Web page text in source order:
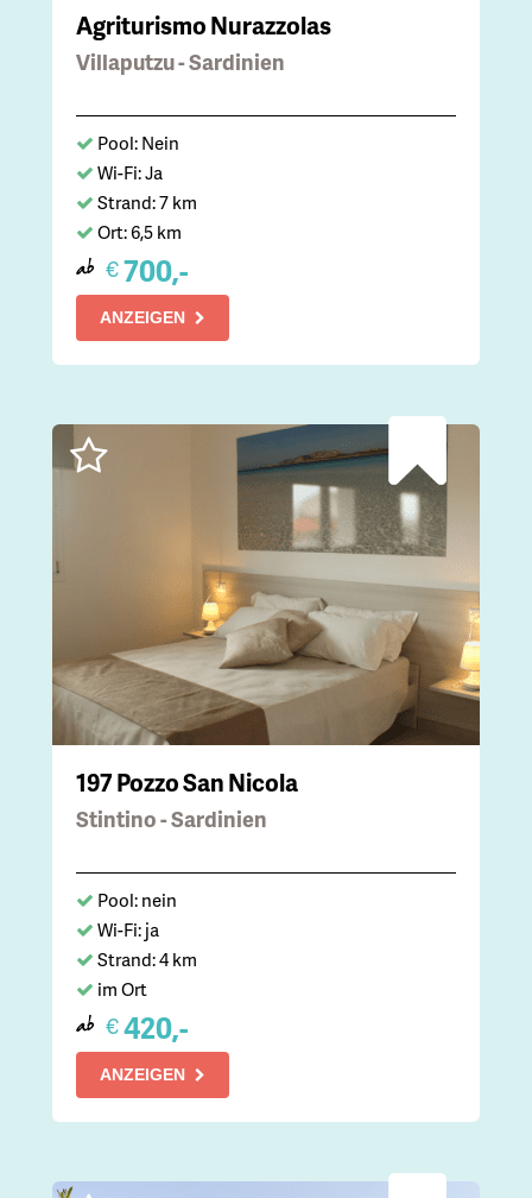
Agriturismo Nurazzolas
Villaputzu - Sardinien
Pool: Nein
Wi-Fi: Ja
Strand: 7 km
Ort: 6,5 km
ab €700,-
ANZEIGEN
197 Pozzo San Nicola
Stintino - Sardinien
Pool: nein
Wi-Fi: ja
Strand: 4 km
im Ort
ab €420,-
ANZEIGEN